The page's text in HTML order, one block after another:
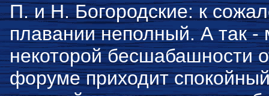
П. и Н. Богородские: к
плавании неполный. А так
некоторой бесшабашности
форуме приходит